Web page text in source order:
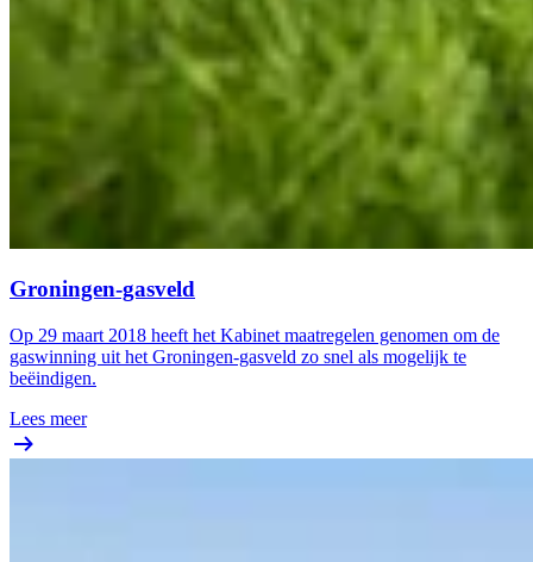
Groningen-gasveld
Op 29 maart 2018 heeft het Kabinet maatregelen genomen om de
gaswinning uit het Groningen-gasveld zo snel als mogelijk te
beëindigen.
Lees meer